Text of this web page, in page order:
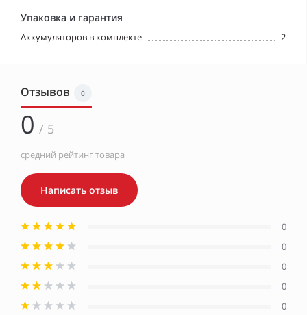
Упаковка и гарантия
Аккумуляторов в комплекте 2
Отзывов 0
0 / 5
средний рейтинг товара
Написать отзыв
0
0
0
0
0